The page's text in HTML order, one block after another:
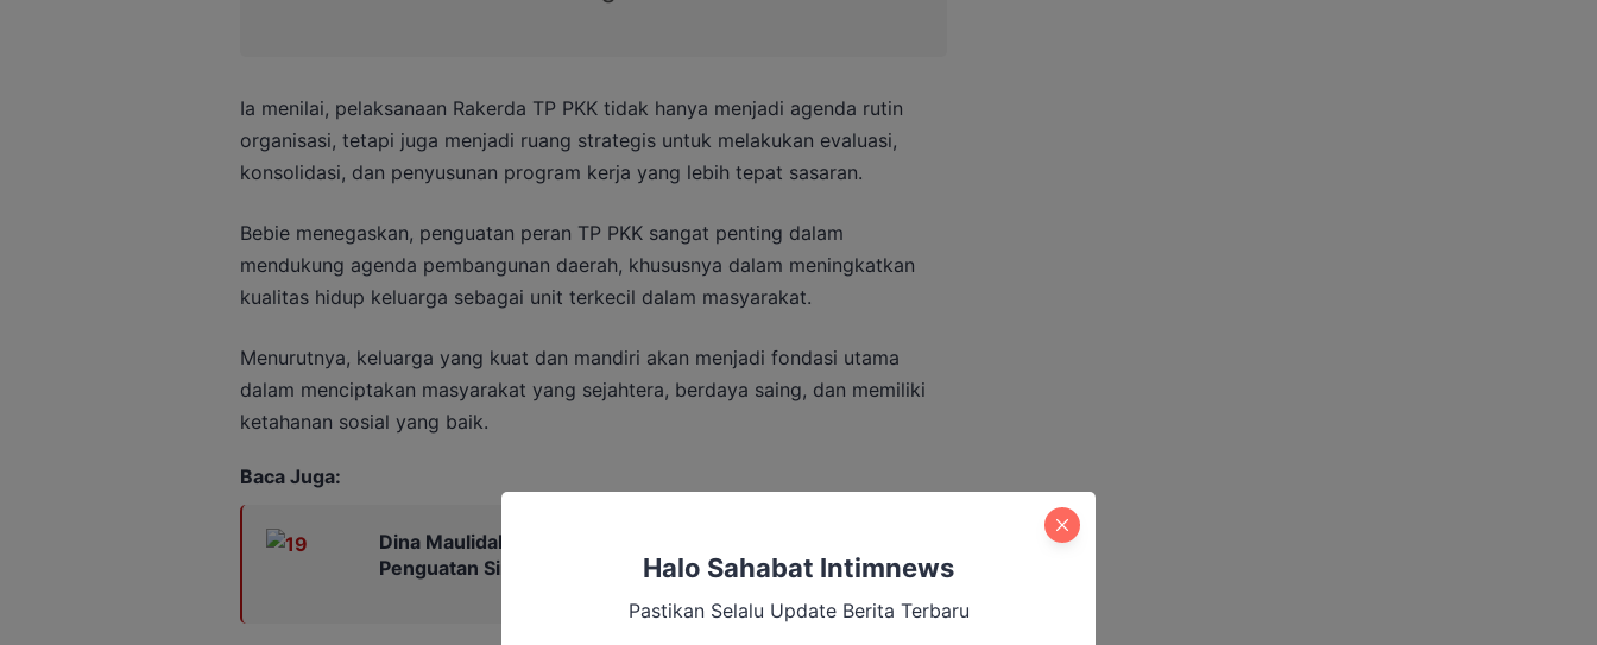
Ia menilai, pelaksanaan Rakerda TP PKK tidak hanya menjadi agenda rutin
organisasi, tetapi juga menjadi ruang strategis untuk melakukan evaluasi,
konsolidasi, dan penyusunan program kerja yang lebih tepat sasaran.
Bebie menegaskan, penguatan peran TP PKK sangat penting dalam
mendukung agenda pembangunan daerah, khususnya dalam meningkatkan
kualitas hidup keluarga sebagai unit terkecil dalam masyarakat.
Menurutnya, keluarga yang kuat dan mandiri akan menjadi fondasi utama
dalam menciptakan masyarakat yang sejahtera, berdaya saing, dan memiliki
ketahanan sosial yang baik.
Baca Juga:
Dina Maulidah Sambut Kapolres Baru, Tekankan
Penguatan Sinergi untuk Murung Raya Kondusif
Halo Sahabat Intimnews
Pastikan Selalu Update Berita Terbaru